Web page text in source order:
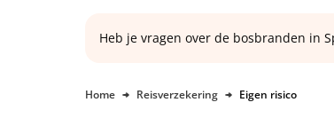
Heb je vragen over de bosbranden in
Home Reisverzekering Eigen risico